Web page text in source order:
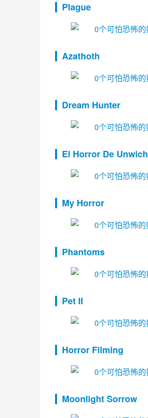
Plague
Azathoth
Dream Hunter
El Horror De Unwich
My Horror
Phantoms
Pet II
Horror Filming
Moonlight Sorrow